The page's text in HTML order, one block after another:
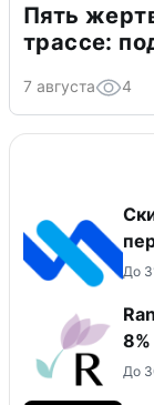
Пять
трассе:
7 августа 4
До
До